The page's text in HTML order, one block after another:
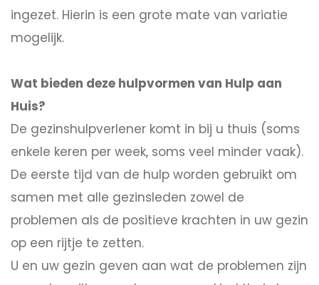
ingezet. Hierin is een grote mate van variatie
mogelijk.
Wat bieden deze hulpvormen van Hulp aan
Huis?
De gezinshulpverlener komt in bij u thuis (soms
enkele keren per week, soms veel minder vaak).
De eerste tijd van de hulp worden gebruikt om
samen met alle gezinsleden zowel de
problemen als de positieve krachten in uw gezin
op een rijtje te zetten.
U en uw gezin geven aan wat de problemen zijn